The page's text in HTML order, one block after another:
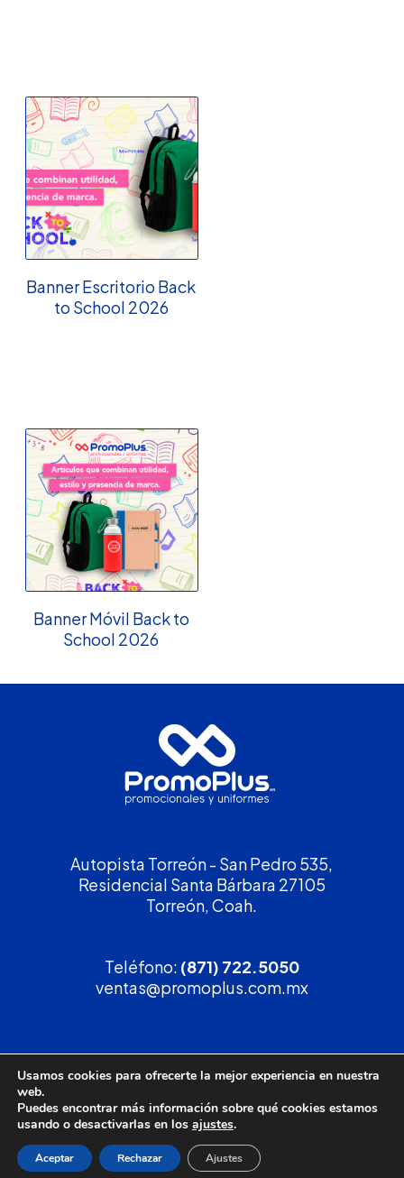
Banner Escritorio Back
to School 2026
Banner Móvil Back to
School 2026
Autopista Torreón - San Pedro 535,
Residencial Santa Bárbara 27105
Torreón, Coah.
Teléfono: (871) 722.5050
ventas@promoplus.com.mx
¡Solicita tucotización!
(800) 90 PROMO
Política de privacidad
Usamos cookies para ofrecerte la mejor experiencia en nuestra
web.
Puedes encontrar más información sobre qué cookies estamos
usando o desactivarlas en los ajustes.
Aceptar Rechazar Ajustes